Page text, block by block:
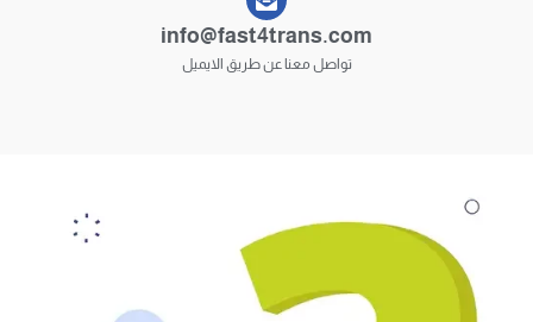
info@fast4trans.com
تواصل معنا عن طريق الايميل